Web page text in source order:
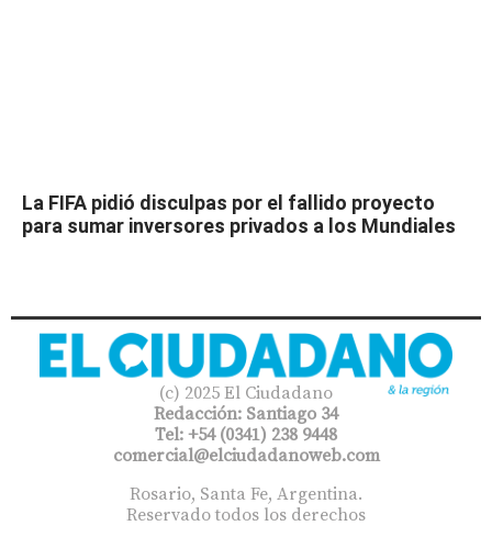
La FIFA pidió disculpas por el fallido proyecto
para sumar inversores privados a los Mundiales
(c) 2025 El Ciudadano
Redacción: Santiago 34
Tel: +54 (0341) 238 9448
comercial@elciudadanoweb.com​
Rosario, Santa Fe, Argentina.
Reservado todos los derechos